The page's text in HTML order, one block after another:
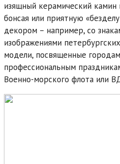
изящный керамический камин
бонсая или приятную
декором – например, со
изображениями
модели, посвященные
профессиональным
Военно-морского флота или